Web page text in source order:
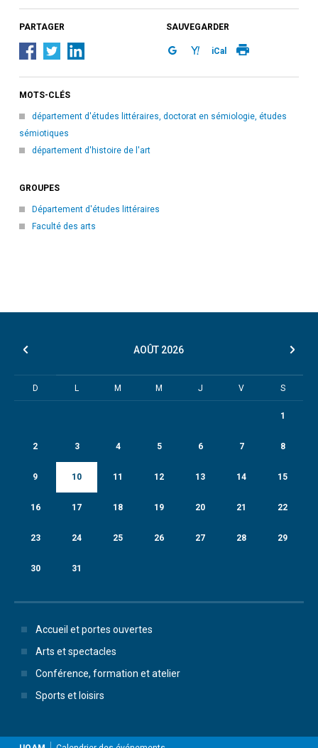
PARTAGER SAUVEGARDER
iCal
MOTS-CLÉS
département d'études littéraires, doctorat en sémiologie, études
sémiotiques
département d'histoire de l'art
GROUPES
Département d'études littéraires
Faculté des arts
AOÛT 2026
D L M M J V S
1
2 3 4 5 6 7 8
9 10 11 12 13 14 15
16 17 18 19 20 21 22
23 24 25 26 27 28 29
30 31
Accueil et portes ouvertes
Arts et spectacles
Conférence, formation et atelier
Sports et loisirs